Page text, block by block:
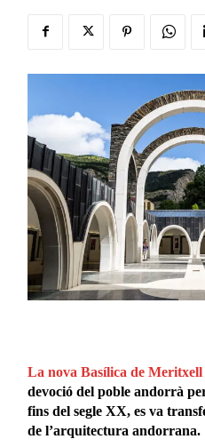
La nova Basílica de Meritxell
devoció del poble andorrà
fins del segle XX, es va
de l’arquitectura andorrana.